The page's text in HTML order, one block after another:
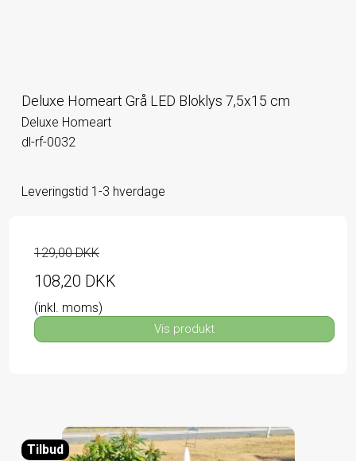
Deluxe Homeart Grå LED Bloklys 7,5x15 cm
Deluxe Homeart
dl-rf-0032
Leveringstid 1-3 hverdage
129,00 DKK
108,20 DKK
(inkl. moms)
Vis produkt
Tilbud